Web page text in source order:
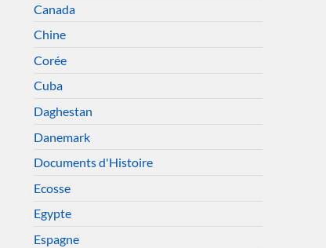
Canada
Chine
Corée
Cuba
Daghestan
Danemark
Documents d'Histoire
Ecosse
Egypte
Espagne